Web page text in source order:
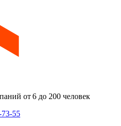
от 6 до 200 человек
55